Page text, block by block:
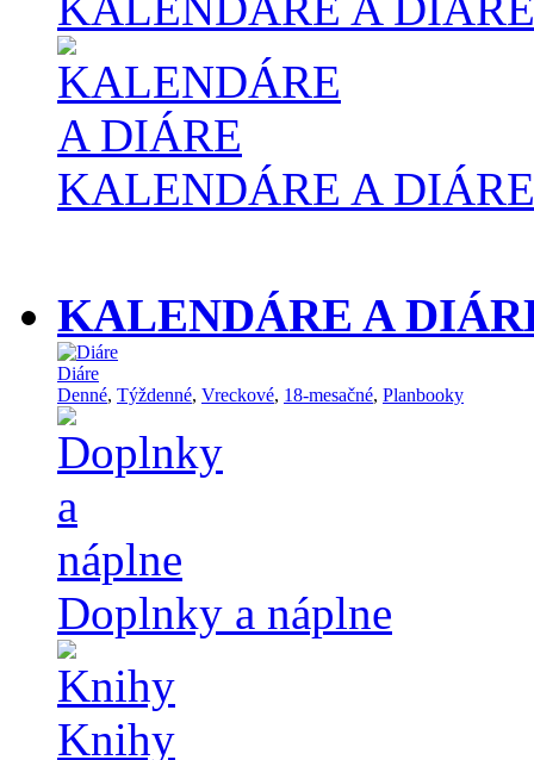
KALENDÁRE A DIÁRE
KALENDÁRE A
Diáre
Denné, Týždenné, Vreckové, 18-mesačné, Planbooky
Doplnky a náplne
Knihy